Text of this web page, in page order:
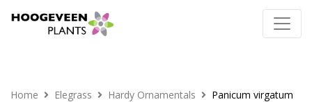
Home Elegrass Hardy Ornamentals
Panicum virgatum